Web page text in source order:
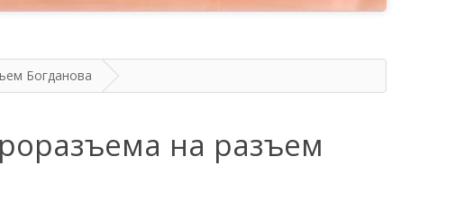
Богданова
на разъем